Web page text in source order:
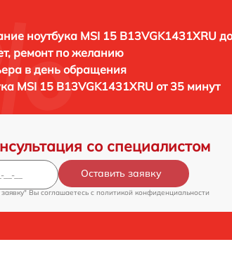
ноутбука MSI 15 B13VGK1431XRU
ремонт по желанию
в день обращения
MSI 15 B13VGK1431XRU от 35 минут
со специалистом
Оставить заявку
Вы соглашаетесь c политикой конфиденциальности